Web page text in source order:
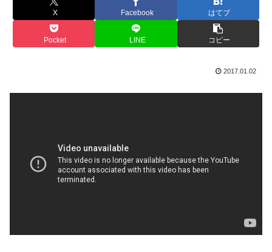
X Facebook はてブ
Pocket LINE コピー
2017.01.02